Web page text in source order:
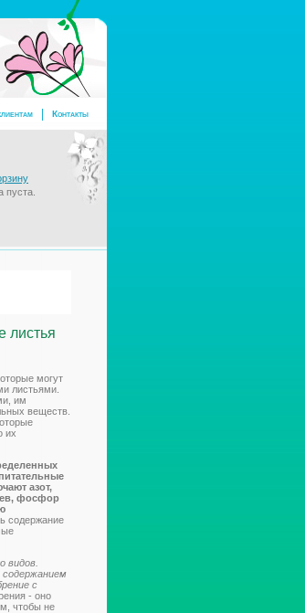
Контакты
пуста.
листья
могут
листьями.
им
веществ.
их
азот,
фосфор
содержание
видов.
с
- оно
чтобы не